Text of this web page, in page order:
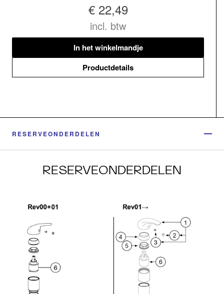
€ 22,49
incl. btw
In het winkelmandje
Productdetails
RESERVEONDERDELEN
RESERVEONDERDELEN